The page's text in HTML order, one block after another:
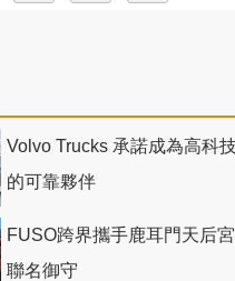
Volvo Trucks 承諾成為高科
的可靠夥伴
FUSO跨界攜手鹿耳門天后
聯名御守